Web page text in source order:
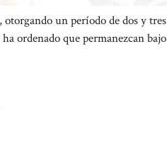
un período de dos y tres
ordenado que permanezcan bajo